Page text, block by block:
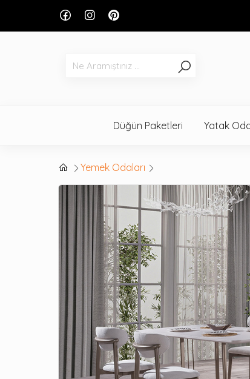
Düğün Paketleri Yatak
Yemek Odaları